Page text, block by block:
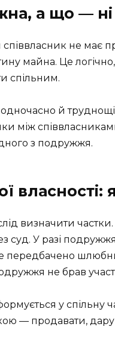
а що — ні
співвласник не має
майна. Це
спільним.
й
між
з подружжя.
слід визначити
суд. У разі
передбачено
не брав
у спільну
— продавати,